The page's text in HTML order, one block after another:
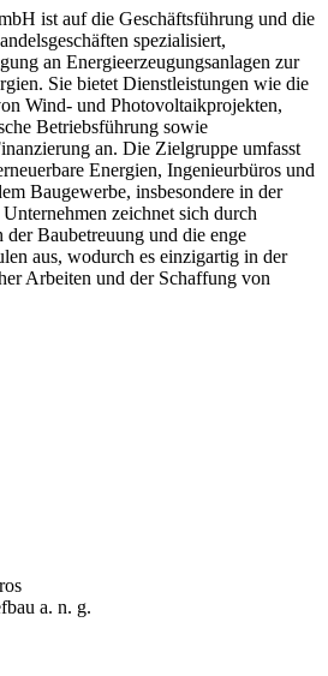
ist auf die Geschäftsführung und die
spezialisiert,
an Energieerzeugungsanlagen zur
Sie bietet Dienstleistungen wie die
Wind- und Photovoltaikprojekten,
Betriebsführung sowie
an. Die Zielgruppe umfasst
Energien, Ingenieurbüros und
Baugewerbe, insbesondere in der
zeichnet sich durch
Baubetreuung und die enge
aus, wodurch es einzigartig in der
Arbeiten und der Schaffung von
a. n. g.